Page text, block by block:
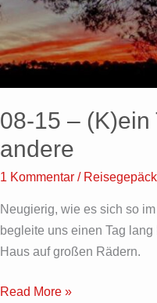
08-15 – (K)ein
andere
1 Kommentar / Reisegepäck
Neugierig, wie es sich so
begleite uns einen Tag
Haus auf großen Rädern.
wie
jeder
andere
Read More »